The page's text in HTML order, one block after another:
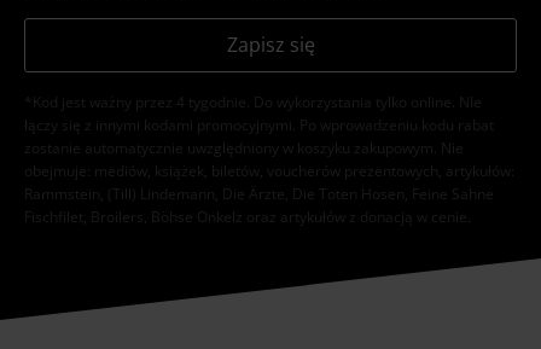
Zapisz się
*Kod jest ważny przez 4 tygodnie. Do wykorzystania tylko online. NIe
łączy się z innymi kodami promocyjnymi. Po wprowadzeniu kodu rabat
zostanie automatycznie uwzględniony w koszyku zakupowym. Nie
obejmuje: mediów, książek, biletów, voucherów prezentowych, artykułów:
Rammstein, (Till) Lindemann, Die Ärzte, Die Toten Hosen, Feine Sahne
Fischfilet, Broilers, Böhse Onkelz oraz artykułów z donacją w cenie.